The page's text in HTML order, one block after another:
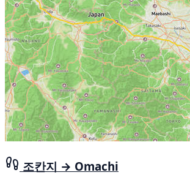
조칸지 → Omachi